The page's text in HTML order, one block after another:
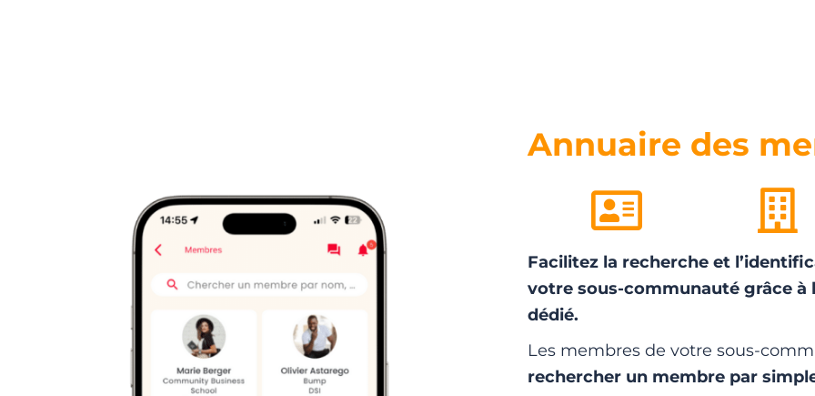
Annuaire des
Facilitez la recherche et
votre sous-communauté grâce à
dédié.
Les membres de votre sous-
rechercher un membre par